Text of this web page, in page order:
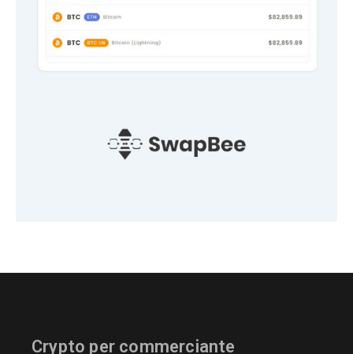
Crypto per commerciante